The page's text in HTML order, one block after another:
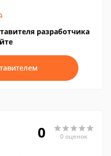
разработчика
0 0 оценок